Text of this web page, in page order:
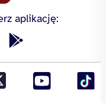
aplikację: